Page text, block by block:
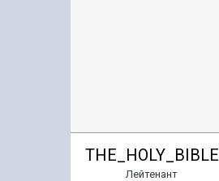
THE_HOLY_BIBLE
Лейтенант